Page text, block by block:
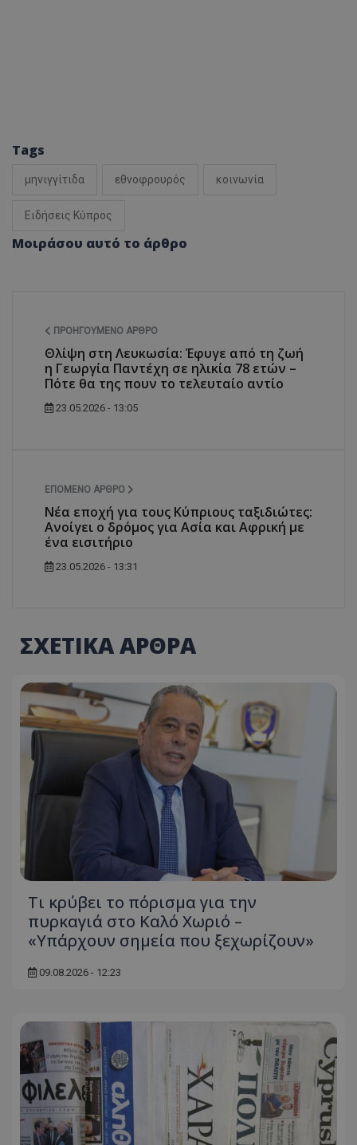
Tags
μηνιγγίτιδα εθνοφρουρός κοινωνία
Ειδήσεις Κύπρος
Μοιράσου αυτό το άρθρο
ΠΡΟΗΓΟΎΜΕΝΟ ΆΡΘΡΟ
Θλίψη στη Λευκωσία: Έφυγε από τη ζωή
η Γεωργία Παντέχη σε ηλικία 78 ετών –
Πότε θα της πουν το τελευταίο αντίο
23.05.2026 - 13:05
ΕΠΌΜΕΝΟ ΆΡΘΡΟ
Νέα εποχή για τους Κύπριους ταξιδιώτες:
Ανοίγει ο δρόμος για Ασία και Αφρική με
ένα εισιτήριο
23.05.2026 - 13:31
ΣΧΕΤΙΚΑ ΑΡΘΡΑ
Τι κρύβει το πόρισμα για την
πυρκαγιά στο Καλό Χωριό –
«Υπάρχουν σημεία που ξεχωρίζουν»
09.08.2026 - 12:23